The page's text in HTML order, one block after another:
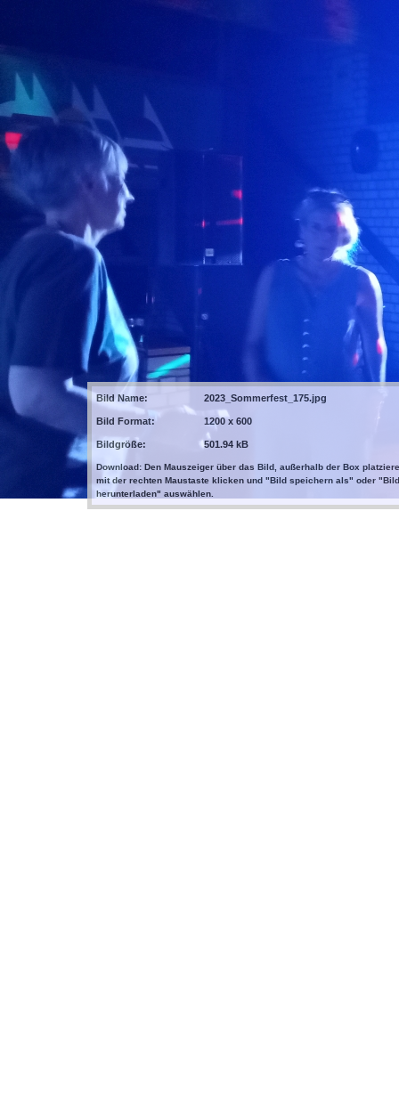
Bild Name: 2023_Sommerfest_175.jpg
Bild Format: 1200 x 600
Bildgröße: 501.94 kB
Download: Den Mauszeiger über das Bild, außerhalb der Box
mit der rechten Maustaste klicken und "Bild speichern als" oder "Bild
herunterladen" auswählen.